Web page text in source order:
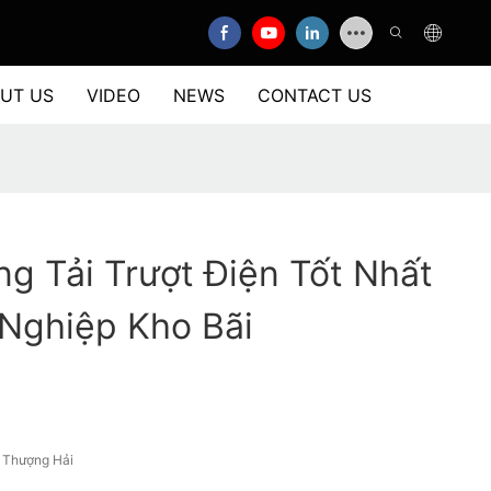
US VIDEO NEWS CONTACT US
Tải Trượt Điện Tốt Nhất
Kho Bãi
Hải